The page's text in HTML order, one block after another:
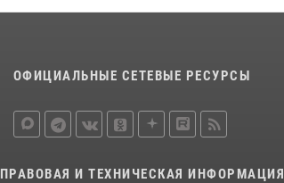
ОФИЦИАЛЬНЫЕ СЕТЕВЫЕ РЕСУРСЫ
ПРАВОВАЯ И ТЕХНИЧЕСКАЯ ИНФОРМАЦИЯ